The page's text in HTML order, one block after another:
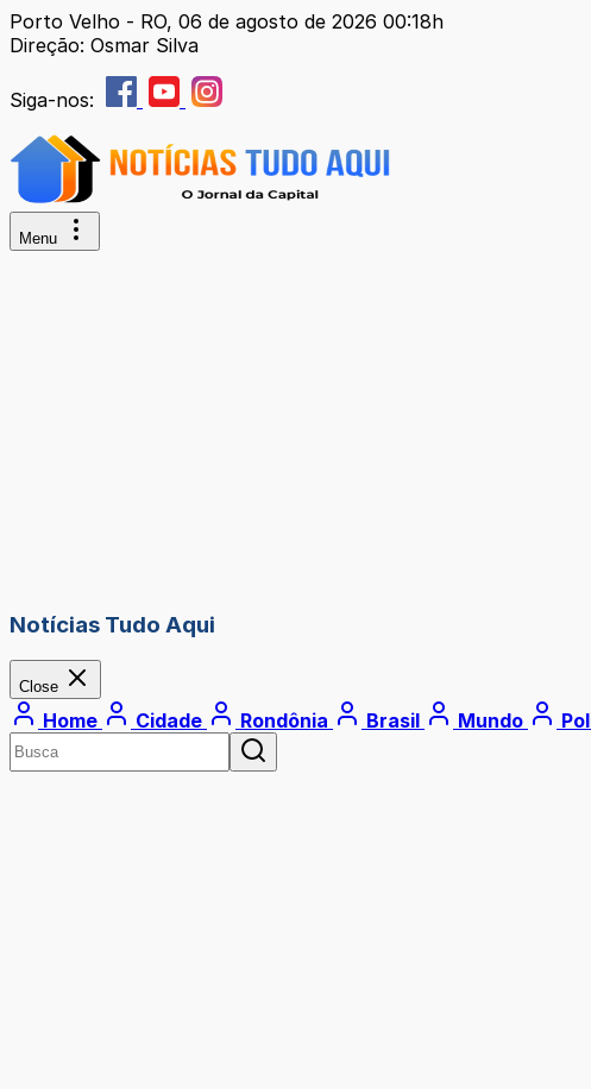
Porto Velho - RO, 06 de agosto de 2026 00:18h
Direção: Osmar Silva
Siga-nos:
Menu
Notícias Tudo Aqui
Close
Home Cidade Rondônia Brasil Mundo